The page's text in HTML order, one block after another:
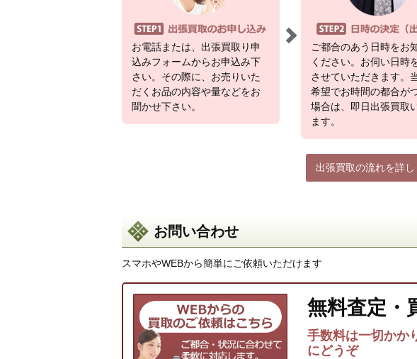
お電話または、出張買取り申
込みフォームからお申込み下
さい。その際に、お売りいた
だくお品の内容や量などをお
聞かせ下さい。
ご都合のあう日時をお
ください。お伺い日時
させていただきます。
希望でお時間の都合が
場合は、即日出張買取
ます。
出張買取の流れを詳し
お問い合わせ
スマホやWEBから簡単にご依頼いただけます
無料査定・
手数料は一切か
にどうぞ